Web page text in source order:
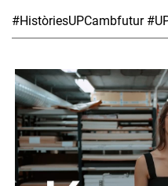
#HistòriesUPCambfutur